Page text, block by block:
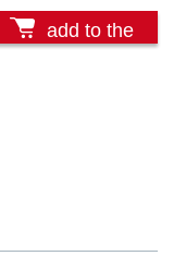
30 dni,
momentu,
sprzedaży.
add to the